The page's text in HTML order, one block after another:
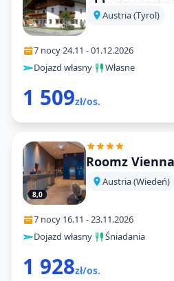
Austria (Tyrol)
7 nocy·24.11 -01.12.2026
Dojazd własny· Własne
1 509zł/os.
8,0
Roomz
Austria (Wiedeń)
7 nocy·16.11 -23.11.2026
Dojazd własny· Śniadania
1 928zł/os.